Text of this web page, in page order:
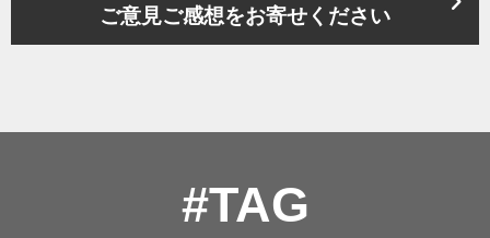
ご意見ご感想をお寄せください
#TAG